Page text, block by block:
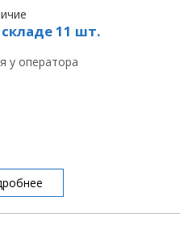
11 шт.
у оператора